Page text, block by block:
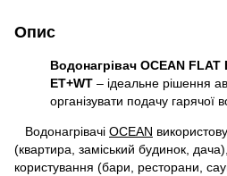
Опис
Водонагрівач OCEAN FLAT
ET+WT – ідеальне рішення
організувати подачу гарячої
Водонагрівачі OCEAN
(квартира, заміський будинок,
користування (бари, ресторани,